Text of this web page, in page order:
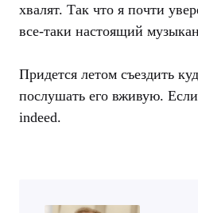
хвалят. Так что я почти
все-таки настоящий
Придется летом съездить
послушать его вживую.
indeed.